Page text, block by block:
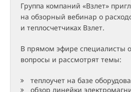
Группа компаний «Взлет»
на обзорный вебинар о
и теплосчетчиках Взлет.
В прямом эфире специалисты
вопросы и рассмотрят темы:
теплоучет на базе
обзор линейки